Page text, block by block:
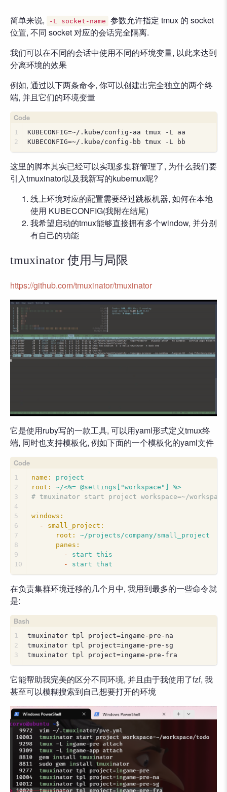
简单来说, -L socket-name
参数允许指定 tmux 的 socket
位置, 不同 socket 对应的会话完全隔离.
我们可以在不同的会话中使用不同的环境变量, 以此来达到
分离环境的效果
例如, 通过以下两条命令, 你可以创建出完全独立的两个终
端, 并且它们的环境变量
1
2
KUBECONFIG=~/.kube/config-aa tmux -L aa
KUBECONFIG=~/.kube/config-bb tmux -L bb
这里的脚本其实已经可以实现多集群管理了, 为什么我们要
引入tmuxinator以及我新写的kubemux呢?
线上环境对应的配置需要经过跳板机器, 如何在本地
使用 KUBECONFIG(我附在结尾)
我希望启动的tmux能够直接拥有多个window, 并分别
有自己的功能
tmuxinator 使用与局限
https://github.com/tmuxinator/tmuxinator
它是使用ruby写的一款工具, 可以用yaml形式定义tmux终
端, 同时也支持模板化, 例如下面的一个模板化的yaml文件
1
2
3
4
5
6
7
8
9
10
name:
project
root:
~/<%= @settings["workspace"]
%>
# tmuxinator start project workspace=~/
windows:
-
small_project:
root:
~/projects/company/small_project
panes:
-
start this
-
start that
在负责集群环境迁移的几个月中, 我用到最多的一些命令就
是:
1
2
3
tmuxinator tpl project=ingame-pre-na
tmuxinator tpl project=ingame-pre-sg
tmuxinator tpl project=ingame-pre-fra
它能帮助我完美的区分不同环境, 并且由于我使用了fzf, 我
甚至可以模糊搜索到自己想要打开的环境